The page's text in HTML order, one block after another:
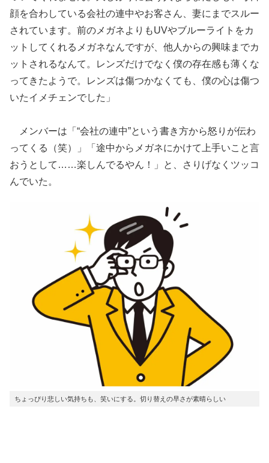
顔を合わしている会社の連中やお客さん、妻にまでスルー
されています。前のメガネよりもUVやブルーライトをカ
ットしてくれるメガネなんですが、他人からの興味までカ
ットされるなんて。レンズだけでなく僕の存在感も薄くな
ってきたようで。レンズは傷つかなくても、僕の心は傷つ
いたイメチェンでした」
メンバーは「“会社の連中”という書き方から怒りが伝わ
ってくる（笑）」「途中からメガネにかけて上手いこと言
おうとして……楽しんでるやん！」と、さりげなくツッコ
んでいた。
ちょっぴり悲しい気持ちも、笑いにする。切り替えの早さが素晴らしい